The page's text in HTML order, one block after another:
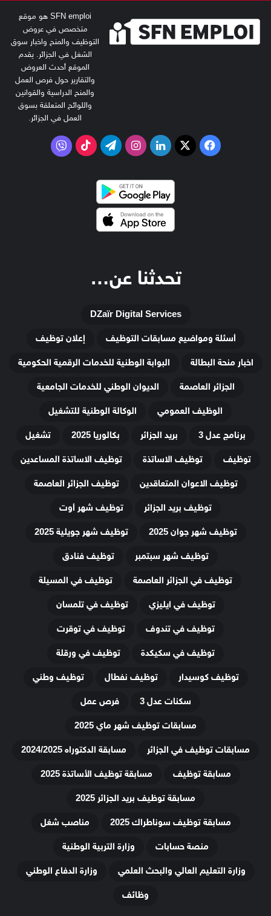
SFN emploi هو موقع
متخصص في عروض
التوظيف والمنح واخبار سوق
الشغل في الجزائر. يقدم
الموقع أحدث العروض
والتقارير حول فرص العمل
والمنح الدراسية والقوانين
واللوائح المتعلقة بسوق
العمل في الجزائر.
فيسبوك
‫X لينكدإنانستقرامتيلقرام‫TikTokفايبر
تحدثنا عن…
DZaïr Digital Services
أسئلة ومواضيع مسابقات التوظيف
إعلان توظيف
اخبار منحة البطالة
البوابة الوطنية للخدمات الرقمية الحكومية
الجزائر العاصمة
الديوان الوطني للخدمات الجامعية
الوظيف العمومي
الوكالة الوطنية للتشغيل
برنامج عدل 3
بريد الجزائر بكالوريا 2025
تشغيل
توظيف
توظيف الاساتذة
توظيف الاساتذة المساعدين
توظيف الاعوان المتعاقدين
توظيف الجزائر العاصمة
توظيف بريد الجزائر
توظيف شهر أوت
توظيف شهر جوان 2025
توظيف شهر جويلية 2025
توظيف شهر سبتمبر
توظيف فنادق
توظيف في الجزائر العاصمة
توظيف في المسيلة
توظيف في ايليزي
توظيف في تلمسان
توظيف في تندوف
توظيف في توقرت
توظيف في سكيكدة
توظيف في ورقلة
توظيف كوسيدار
توظيف نفطال
توظيف وطني
سكنات عدل 3
فرص عمل
مسابقات توظيف شهر ماي 2025
مسابقات توظيف في الجزائر
مسابقة الدكتوراه 2024/2025
مسابقة توظيف
مسابقة توظيف الأساتذة 2025
مسابقة توظيف بريد الجزائر 2025
مسابقة توظيف سوناطراك 2025
مناصب شغل
منصة حسابات
وزارة التربية الوطنية
وزارة التعليم العالي والبحث العلمي
وزارة الدفاع الوطني
وظائف